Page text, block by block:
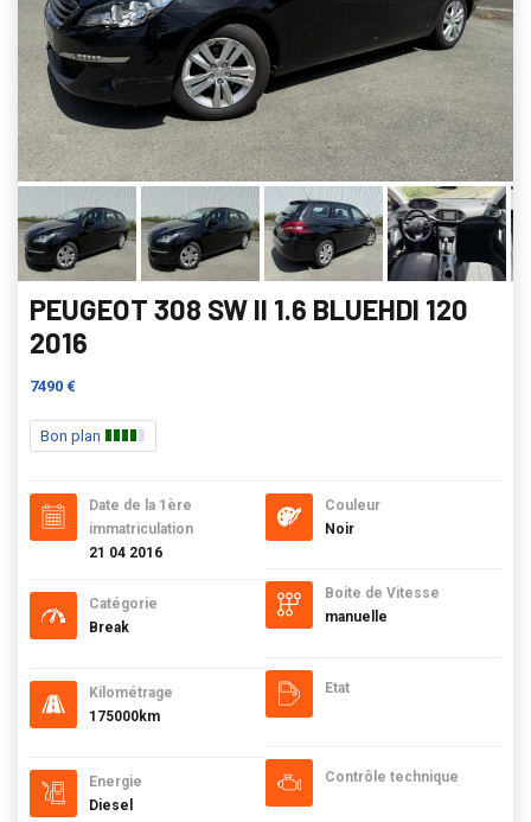
PEUGEOT 308 SW II 1.6 BLUEHDI 120
2016
7490 €
Bon plan
Date de la 1ère
immatriculation
21 04 2016
Catégorie
Break
Kilométrage
175000km
Energie
Diesel
Couleur
Noir
Boite de Vitesse
manuelle
Etat
Contrôle technique